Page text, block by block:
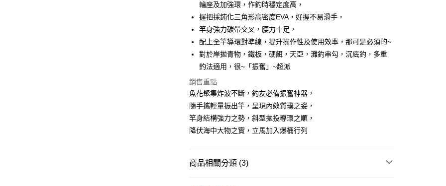
國泰世華商業銀行
臺灣中小企業銀行
台中商業銀行
匯豐（台灣）商業銀行
聯邦商業銀行
遠東國際商業銀行
元大商業銀行
永豐商業銀行
台新國際商業銀行
台灣樂天信用卡公司
悠遊付
相關說明
【大哥付你分期使用說明】
1.本服務由台灣大哥大提供，台灣大哥大用戶可立即使用無須另外申請。
流程，驗證手機門號後，選擇欲分期的期數、繳款截止日，確認付款後即
完成交易。
3.實際核准額度、可分期數及費用金額請依後續交易確認頁面所載為準。
4.訂單成立30分鐘內，如未前往確認交易或遇審核未通過，訂單將自動取
消。如遇「轉專審核」未通過狀況，表示未達大哥付你分期系統評分，恕
無法說明評估內容。
2.透過簡訊連結打開帳單後，可選擇「超商條碼／台灣大直營門市／銀行轉
AFTEE先享後付
【關於「AFTEE先享後付」】
AFTEE先享後付是「在收到商品之後才付款」的支付方式。 讓您購物簡單
便利好安心！
２．便利：只要手機號碼，簡訊認證，即可結帳。
３．安心：先確認商品／服務後，再付款。
１．於結帳方式選擇「AFTEE先享後付」後，將跳轉至「AFTEE先享後
付」結帳頁面，進行簡訊認證並確認金額後，即可完成結帳。
ATM付款
貨到付款
一般宅配（門市自取請勿下單，請聯繫客服）
輪座及加強環，作釣時穩定度高，
握把採鈍化三角形高密度EVA，好握不易滑手，
竿身強力碳帶交叉，腰力十足，
配上全竿導環對準線，提升操作性及使用效率，那可是必須的~
對於岸拋青物，鐵板，硬餌，天亞，灘釣串勾，沉底釣，多重
釣法適用，很~「振奮」~超派
銷售重點
魚花聚集炸波不斷，釣友必備振奮神器，
隨手攜輕量振出竿，呈現內斂質璞之姿，
竿身結構強力之勢，斜型拋投導環之順，
降伏海中大物之實，立馬加入爆桶行列
商品相關分類 (3)